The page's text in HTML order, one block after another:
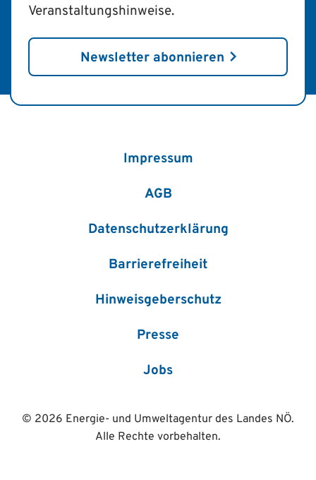
Veranstaltungshinweise.
Newsletter abonnieren
Impressum
AGB
Datenschutzerklärung
Barrierefreiheit
Hinweisgeberschutz
Presse
Jobs
© 2026 Energie- und Umweltagentur des Landes NÖ.
Alle Rechte vorbehalten.